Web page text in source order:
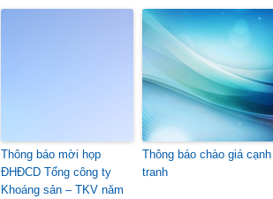
Thông báo mời họp
ĐHĐCD Tổng công ty
Khoáng sản – TKV năm
Thông báo chào giá cạnh
tranh